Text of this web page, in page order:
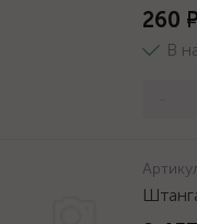
260
В